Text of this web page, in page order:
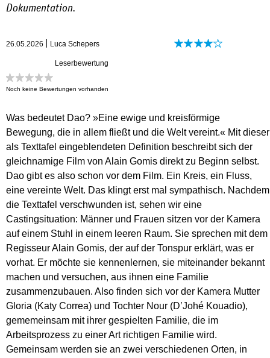
Dokumentation.
26.05.2026 Luca Schepers
Leserbewertung
Noch keine Bewertungen vorhanden
Was bedeutet Dao? »Eine ewige und kreisförmige
Bewegung, die in allem fließt und die Welt vereint.« Mit dieser
als Texttafel eingeblendeten Definition beschreibt sich der
gleichnamige Film von Alain Gomis direkt zu Beginn selbst.
Dao gibt es also schon vor dem Film. Ein Kreis, ein Fluss,
eine vereinte Welt. Das klingt erst mal sympathisch. Nachdem
die Texttafel verschwunden ist, sehen wir eine
Castingsituation: Männer und Frauen sitzen vor der Kamera
auf einem Stuhl in einem leeren Raum. Sie sprechen mit dem
Regisseur Alain Gomis, der auf der Tonspur erklärt, was er
vorhat. Er möchte sie kennenlernen, sie miteinander bekannt
machen und versuchen, aus ihnen eine Familie
zusammenzubauen. Also finden sich vor der Kamera Mutter
Gloria (Katy Correa) und Tochter Nour (D’Johé Kouadio),
gememeinsam mit ihrer gespielten Familie, die im
Arbeitsprozess zu einer Art richtigen Familie wird.
Gemeinsam werden sie an zwei verschiedenen Orten, in